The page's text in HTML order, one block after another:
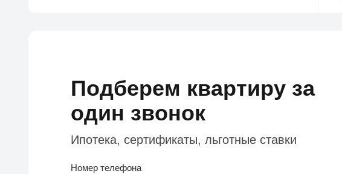
Подберем квартиру за
один звонок
Ипотека, сертификаты, льготные ставки
Номер телефона